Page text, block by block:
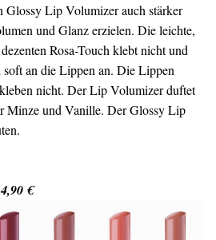
Glossy Lip Volumizer auch stärker
und Glanz erzielen. Die leichte,
Rosa-Touch klebt nicht und
an die Lippen an. Die Lippen
nicht. Der Lip Volumizer duftet
Minze und Vanille. Der Glossy Lip
€